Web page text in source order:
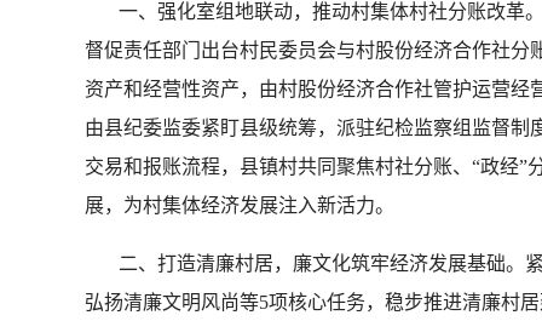
一、强化室组地联动，推动村集体村社分账改革。
督促责任部门出台村民委员会与村股份经济合作社
资产和经营性资产，由村股份经济合作社管护运营
由县纪委监委紧盯县级统筹，派驻纪检监察组监督制
交易和报账流程，县镇村共同聚焦村社分账、“政经
展，为村集体经济发展注入新活力。
二、打造清廉村居，廉文化筑牢经济发展基础。
弘扬清廉文明风尚等5项核心任务，稳步推进清廉村